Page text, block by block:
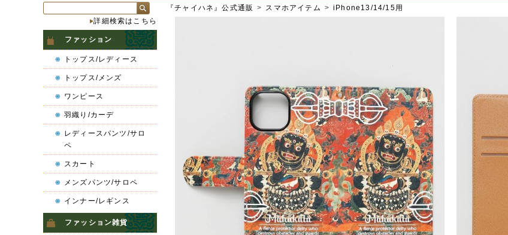
『チャイハネ』公式通販 > スマホアイテム > iPhone13/14/15用
詳細検索はこちら
ファッション
トップス/レディース
トップス/メンズ
ワンピース
羽織り/カーデ
レディースパンツ/サロ
ペ
スカート
メンズパンツ/サロペ
インナー/レギンス
ファッション雑貨